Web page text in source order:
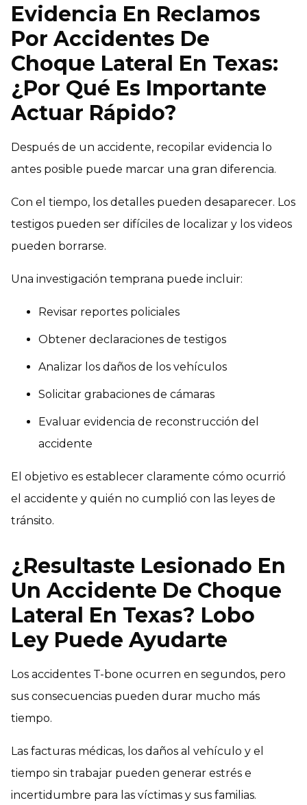
Evidencia En Reclamos
Por Accidentes De
Choque Lateral En Texas:
¿Por Qué Es Importante
Actuar Rápido?
Después de un accidente, recopilar evidencia lo
antes posible puede marcar una gran diferencia.
Con el tiempo, los detalles pueden desaparecer. Los
testigos pueden ser difíciles de localizar y los videos
pueden borrarse.
Una investigación temprana puede incluir:
Revisar reportes policiales
Obtener declaraciones de testigos
Analizar los daños de los vehículos
Solicitar grabaciones de cámaras
Evaluar evidencia de reconstrucción del
accidente
El objetivo es establecer claramente cómo ocurrió
el accidente y quién no cumplió con las leyes de
tránsito.
¿Resultaste Lesionado En
Un Accidente De Choque
Lateral En Texas? Lobo
Ley Puede Ayudarte
Los accidentes T-bone ocurren en segundos, pero
sus consecuencias pueden durar mucho más
tiempo.
Las facturas médicas, los daños al vehículo y el
tiempo sin trabajar pueden generar estrés e
incertidumbre para las víctimas y sus familias.